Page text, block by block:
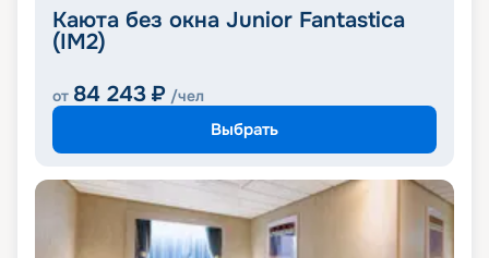
Каюта без окна Junior Fantastica
(IM2)
от 84 243 ₽ /чел
Выбрать